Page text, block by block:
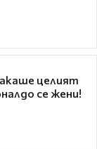
целият
се жени!